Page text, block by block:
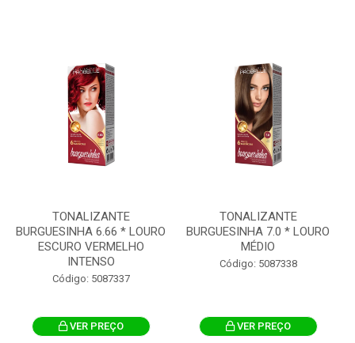
TONALIZANTE
BURGUESINHA 6.66 * LOURO
ESCURO VERMELHO
INTENSO
Código: 5087337
VER PREÇO
TONALIZANTE
BURGUESINHA 7.0 * LOURO
MÉDIO
Código: 5087338
VER PREÇO